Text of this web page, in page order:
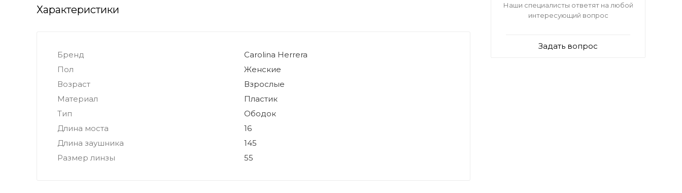
Характеристики
Бренд
Carolina Herrera
Пол
Женские
Возраст
Взрослые
Материал
Пластик
Тип
Ободок
Длина моста
16
Длина заушника
145
Размер линзы
55
Наши специалисты ответят на любой
интересующий вопрос
Задать вопрос